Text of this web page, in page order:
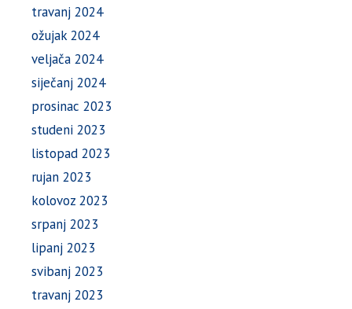
travanj 2024
ožujak 2024
veljača 2024
siječanj 2024
prosinac 2023
studeni 2023
listopad 2023
rujan 2023
kolovoz 2023
srpanj 2023
lipanj 2023
svibanj 2023
travanj 2023